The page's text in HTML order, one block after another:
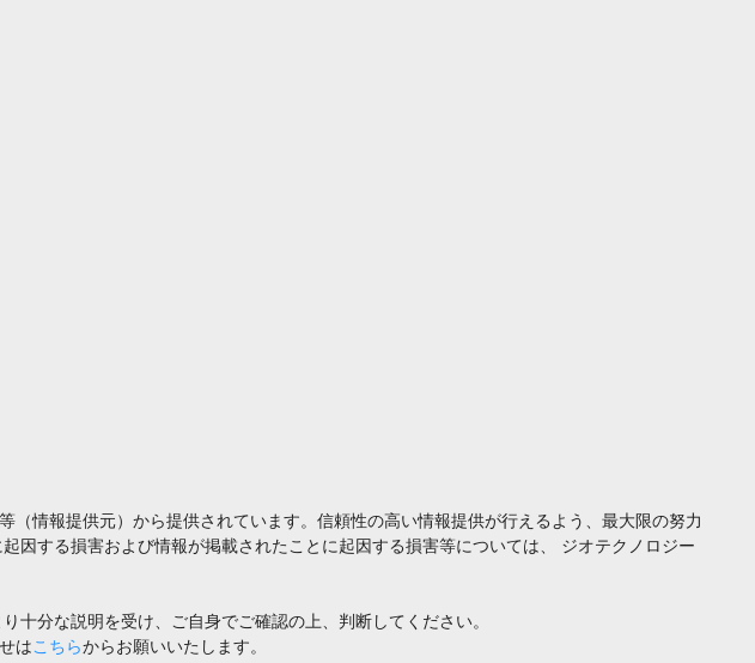
情報提供元）から提供されています。信頼性の高い情報提供が行えるよう、最大限の努力
因する損害および情報が掲載されたことに起因する損害等については、 ジオテクノロジー
十分な説明を受け、ご自身でご確認の上、判断してください。
はこちらからお願いいたします。